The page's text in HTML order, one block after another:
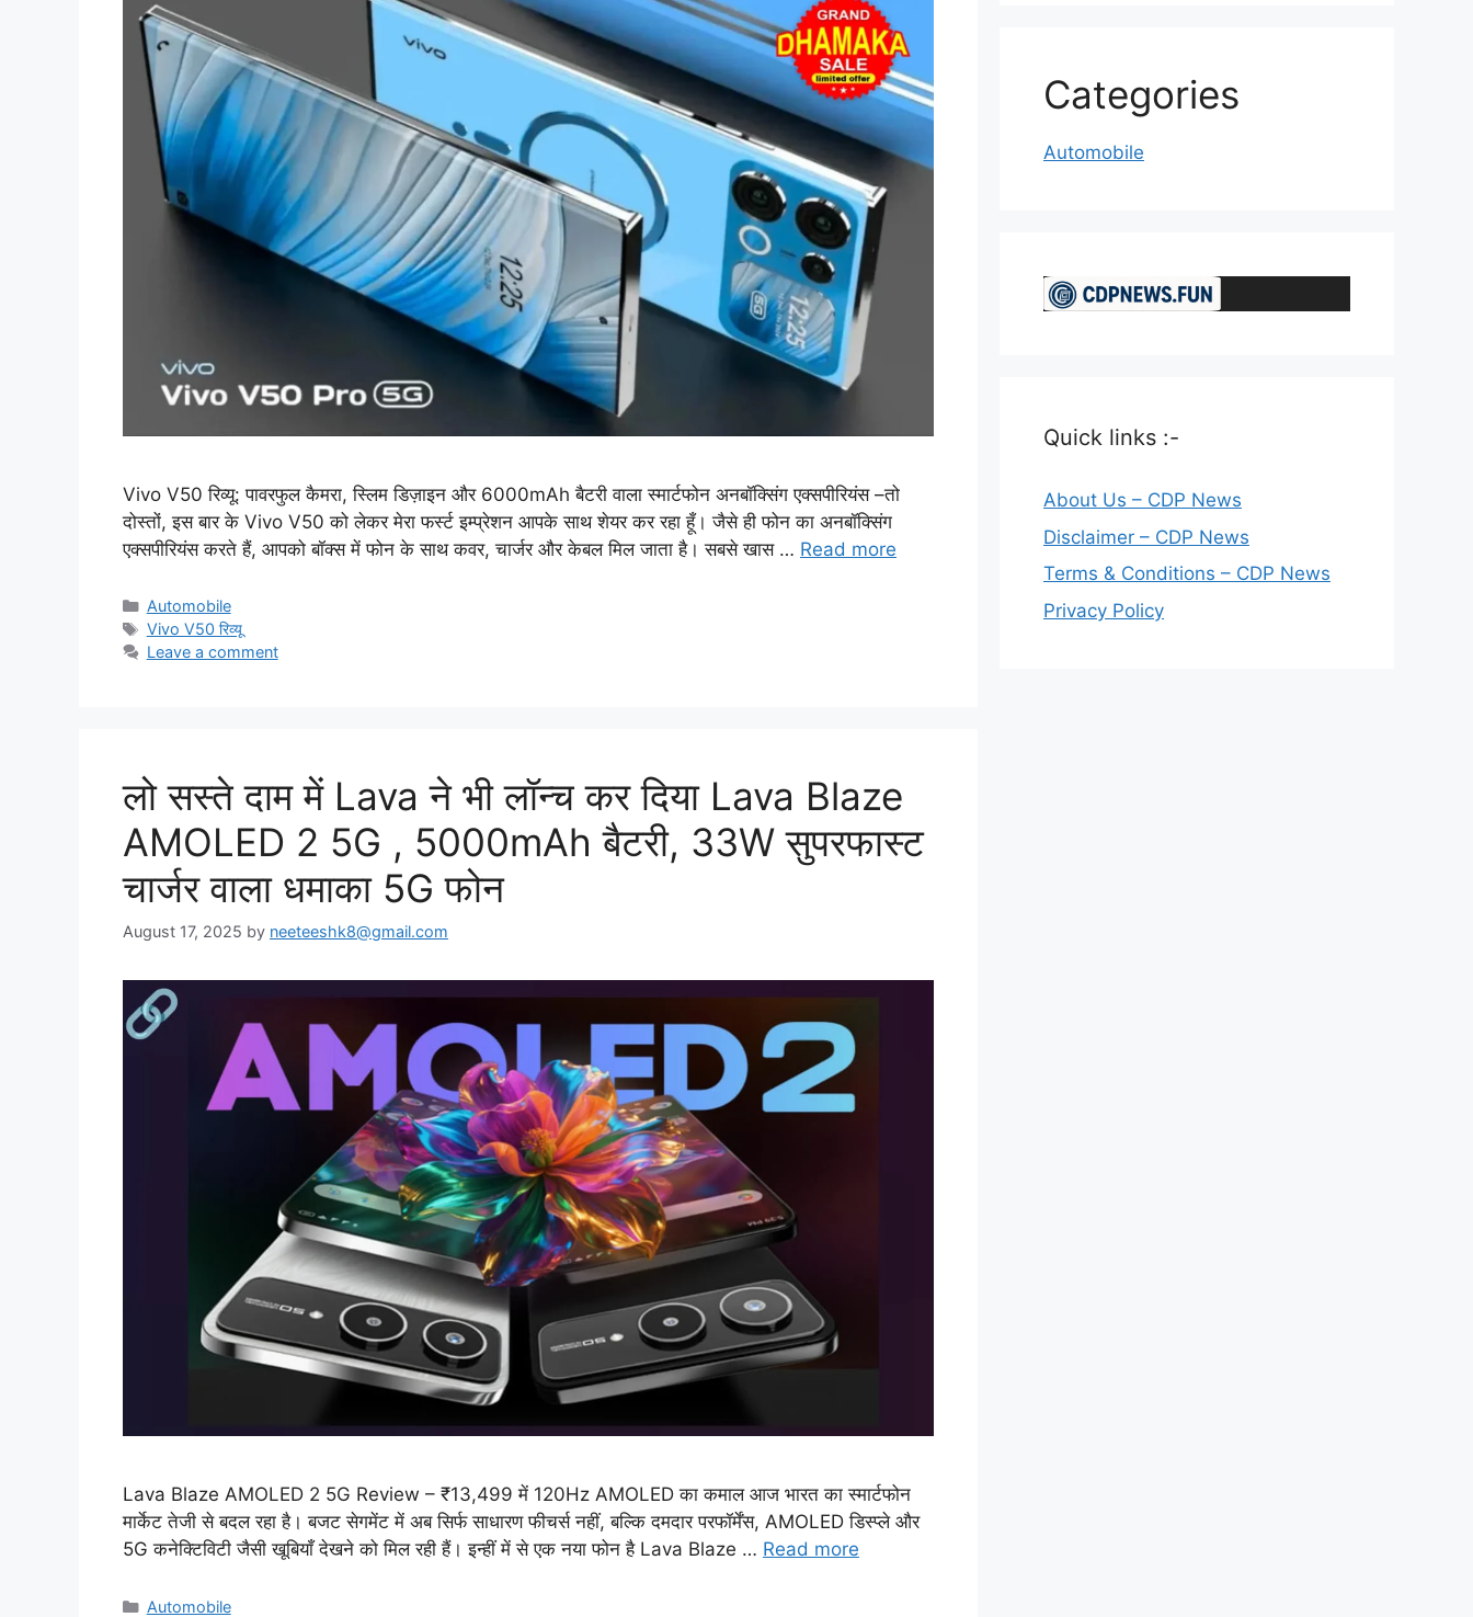
Vivo V50 रिव्यू: पावरफुल कैमरा, स्लिम डिज़ाइन और 6000mAh बैटरी वाला स्मार्टफोन अनबॉक्सिंग एक्सपीरियंस –तो
दोस्तों, इस बार के Vivo V50 को लेकर मेरा फर्स्ट इम्प्रेशन आपके साथ शेयर कर रहा हूँ। जैसे ही फोन का अनबॉक्सिंग
एक्सपीरियंस करते हैं, आपको बॉक्स में फोन के साथ कवर, चार्जर और केबल मिल जाता है। सबसे खास … Read more
Categories
Automobile
Tags
Vivo V50 रिव्यू
Leave a comment
लो सस्ते दाम में Lava ने भी लॉन्च कर दिया Lava Blaze
AMOLED 2 5G , 5000mAh बैटरी, 33W सुपरफास्ट
चार्जर वाला धमाका 5G फोन
August 17, 2025 by neeteeshk8@gmail.com
Lava Blaze AMOLED 2 5G Review – ₹13,499 में 120Hz AMOLED का कमाल आज भारत का स्मार्टफोन
मार्केट तेजी से बदल रहा है। बजट सेगमेंट में अब सिर्फ साधारण फीचर्स नहीं, बल्कि दमदार परफॉर्मेंस, AMOLED डिस्प्ले और
5G कनेक्टिविटी जैसी खूबियाँ देखने को मिल रही हैं। इन्हीं में से एक नया फोन है Lava Blaze … Read more
Categories
Automobile
Categories
Automobile
Quick links :-
About Us – CDP News
Disclaimer – CDP News
Terms & Conditions – CDP News
Privacy Policy